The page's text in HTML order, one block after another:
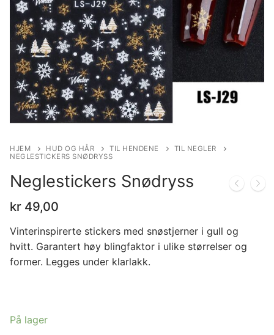
HJEM HUD OG HÅR TIL HENDENE
TIL NEGLER
NEGLESTICKERS SNØDRYSS
Neglestickers Snødryss
kr 49,00
Vinterinspirerte stickers med snøstjerner i gull og
hvitt. Garantert høy blingfaktor i ulike størrelser og
former. Legges under klarlakk.
På lager